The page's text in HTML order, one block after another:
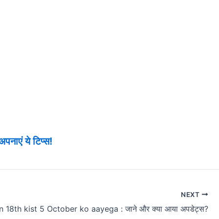
ये टिप्स!
NEXT
18th kist 5 October ko aayega : जाने और क्या आया अपडेट्स?